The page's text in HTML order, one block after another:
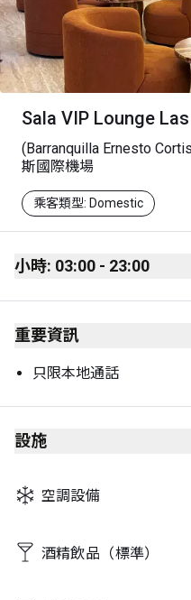
Sala VIP Lounge
(Barranquilla Ernesto
斯國際機場
乘客類型: Domestic
小時: 03:00 - 23:00
Monday
Tuesday
Wednesday
Friday
Sunday
重要資訊
只限本地通話
設施
空調設備
酒精飲品（標準）